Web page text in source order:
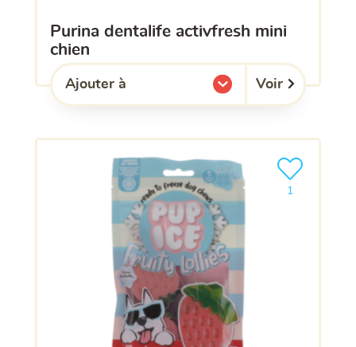
purina dentalife activfresh mini
chien
Ajouter à
l'une de mes listes. Voir
1
Ajouter le